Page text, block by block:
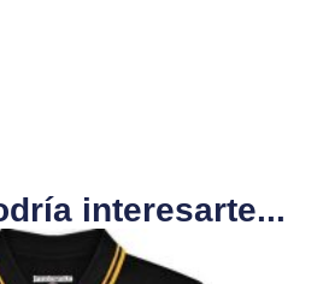
interesarte...